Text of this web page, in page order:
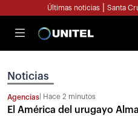
Últimas noticias Santa
Noticias
Agencias Hace 2 minutos
El América del urugayo